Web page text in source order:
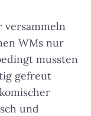
versammeln
WMs nur
mussten
gefreut
und